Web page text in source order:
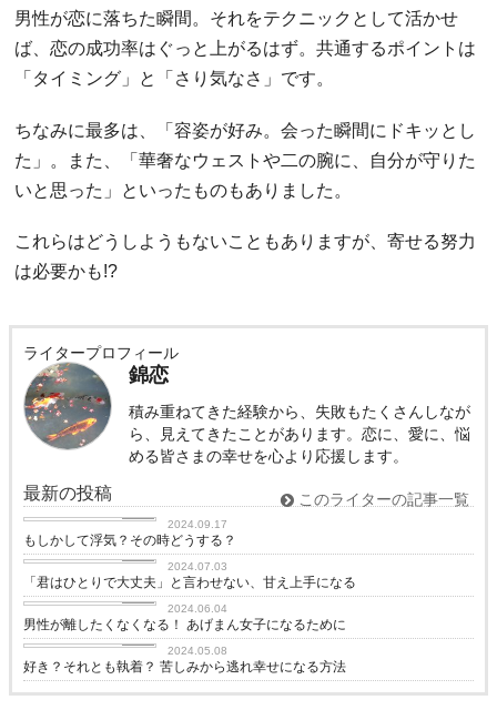
男性が恋に落ちた瞬間。それをテクニックとして活かせ
ば、恋の成功率はぐっと上がるはず。共通するポイントは
「タイミング」と「さり気なさ」です。
ちなみに最多は、「容姿が好み。会った瞬間にドキッとし
た」。また、「華奢なウェストや二の腕に、自分が守りた
いと思った」といったものもありました。
これらはどうしようもないこともありますが、寄せる努力
は必要かも!?
ライタープロフィール
錦恋
積み重ねてきた経験から、失敗もたくさんしなが
ら、見えてきたことがあります。恋に、愛に、悩
める皆さまの幸せを心より応援します。
最新の投稿 このライターの記事一覧
2024.09.17
もしかして浮気？その時どうする？
love
2024.07.03
「君はひとりで大丈夫」と言わせない、甘え上手になる
love
2024.06.04
男性が離したくなくなる！ あげまん女子になるために
love
2024.05.08
好き？それとも執着？ 苦しみから逃れ幸せになる方法